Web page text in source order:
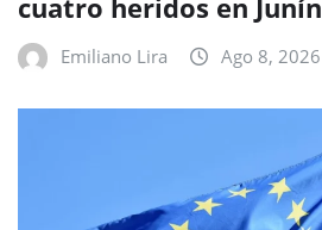
Emiliano Lira Ago 8, 2026